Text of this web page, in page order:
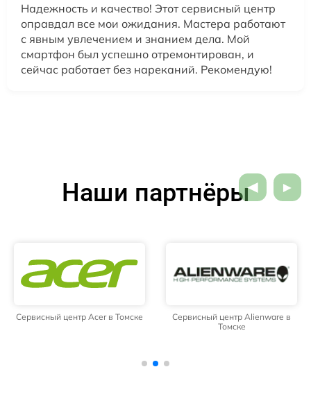
Надежность и качество! Этот сервисный центр
оправдал все мои ожидания. Мастера работают
с явным увлечением и знанием дела. Мой
смартфон был успешно отремонтирован, и
сейчас работает без нареканий. Рекомендую!
Наши партнёры
Сервисный центр Acer в Томске
Сервисный центр Alienware в
Томске